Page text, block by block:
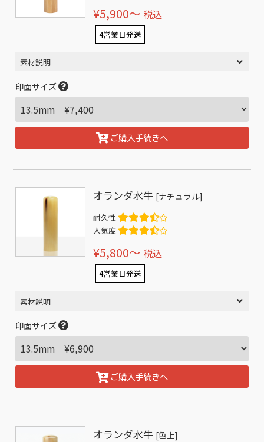
¥5,900〜 税込
4営業日発送
素材説明
印面サイズ
ご購入手続きへ
オランダ水牛 [ナチュラル]
耐久性
人気度
¥5,800〜 税込
4営業日発送
素材説明
印面サイズ
ご購入手続きへ
オランダ水牛 [色上]